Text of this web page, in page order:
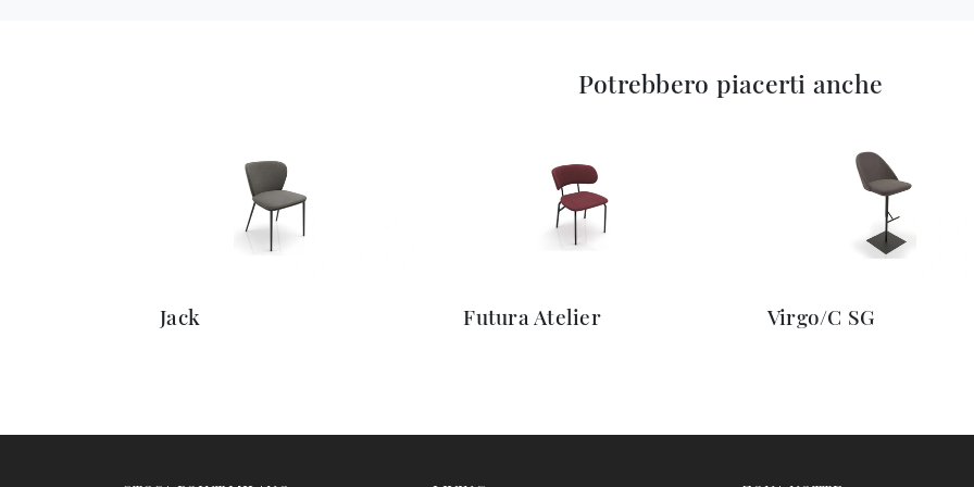
Potrebbero piacerti anche
Jack Futura Atelier Virgo/C SG